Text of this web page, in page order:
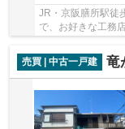
JR・京阪膳所駅徒
で、お好きな工務
売買 | 中古一戸建 竜